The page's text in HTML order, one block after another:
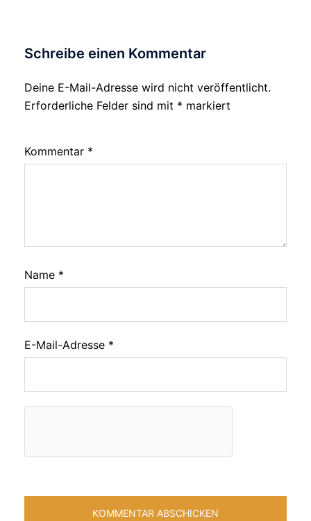
Schreibe einen Kommentar
Deine E-Mail-Adresse wird nicht veröffentlicht.
Erforderliche Felder sind mit * markiert
Kommentar *
Name *
E-Mail-Adresse *